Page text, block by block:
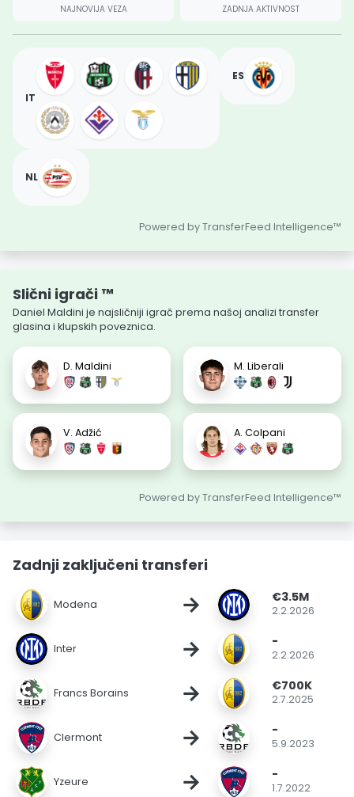
NAJNOVIJA VEZA ZADNJA AKTIVNOST
IT
ES
NL
Powered by TransferFeed Intelligence™
Slični igrači ™
Daniel Maldini je najsličniji igrač prema našoj analizi transfer
glasina i klupskih poveznica.
D. Maldini M. Liberali
V. Adžić A. Colpani
Powered by TransferFeed Intelligence™
Zadnji zaključeni transferi
Modena → €3.5M
2.2.2026
Inter → -
2.2.2026
Francs Borains → €700K
2.7.2025
Clermont → -
5.9.2023
Yzeure → -
1.7.2022